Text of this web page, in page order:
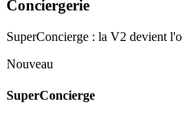
Conciergerie
SuperConcierge : la V2 devient
Nouveau
SuperConcierge